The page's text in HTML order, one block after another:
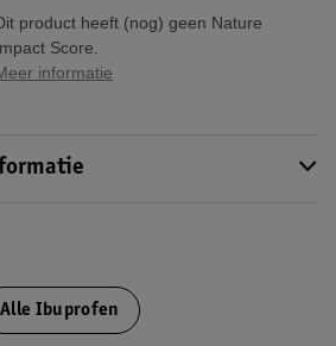
product heeft (nog) geen Nature
Score.
informatie
Alle Ibuprofen